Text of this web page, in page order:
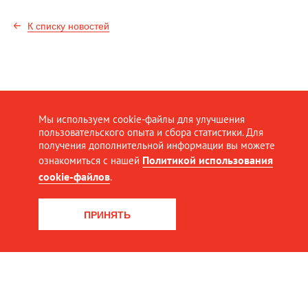
Мы используем cookie-файлы для улучшения
пользовательского опыта и сбора статистики. Для
получения дополнительной информации вы можете
ознакомиться с нашей Политикой использования
cookie-файлов.
ПРИНЯТЬ
К списку новостей
© Северная пригородная пассажирская компания, 2016-